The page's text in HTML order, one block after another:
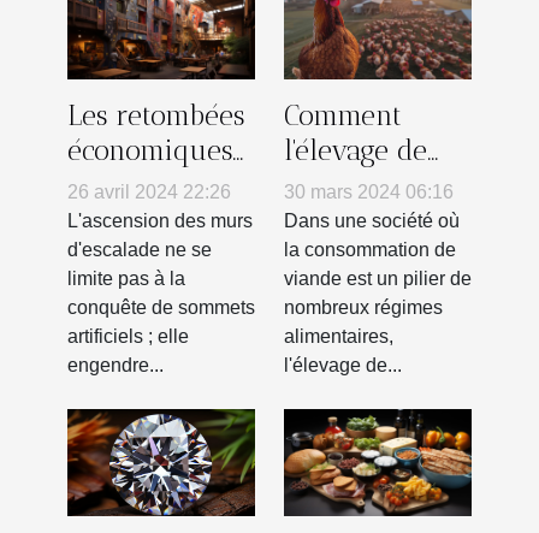
Les retombées
économiques
locales d'un
complexe
d'escalade et
de
restauration
26 avril 2024 22:26
L'ascension des murs
d'escalade ne se
limite pas à la
conquête de sommets
artificiels ; elle
engendre...
Comment
l'élevage de
volailles en
grand format
impacte
l'économie
locale
30 mars 2024 06:16
Dans une société où
la consommation de
viande est un pilier de
nombreux régimes
alimentaires,
l'élevage de...